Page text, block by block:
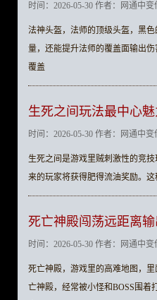
时间：2026-05-30 作者：网通中变
法神头盔，法师的顶级头盔，黑
量，还能提升法师的覆盖面输出
覆盖
生死之间玩法最中心
时间：2026-05-30 作者：网通中变
生死之间是游戏里贼刺激性的竞
来的玩家将获得肥得流油奖励。
死亡神殿闯荡远距离
时间：2026-05-30 作者：网通中变
死亡神殿，游戏里的高难地图，
亡神殿，经常被小怪和BOSS围着